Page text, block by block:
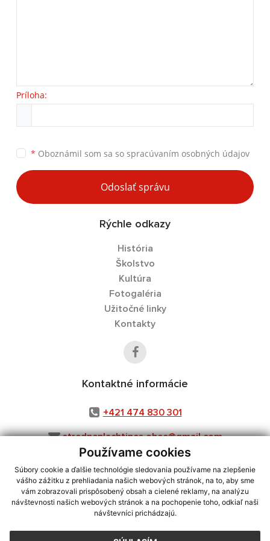
Používame cookies
Súbory cookie a ďalšie technológie sledovania používame na zlepšenie
vášho zážitku z prehliadania našich webových stránok, na to, aby sme
vám zobrazovali prispôsobený obsah a cielené reklamy, na analýzu
návštevnosti našich webových stránok a na pochopenie toho, odkiaľ naši
návštevníci prichádzajú.
Príloha:
* Oboznámil som sa so spracúvaním osobných údajov
Odoslať správu
Rýchle odkazy
História
Školstvo
Kultúra
Fotogaléria
Užitočné linky
Kontakty
Kontaktné informácie
+421 474 830 301
stredneplachtince.obec@gmail.com
využite možnosť získavania aktuálnych informácií s využitím RSS
CMS systém (redakčný) systém ECHELON 2,Mapa stránok,web portál
webex.digital, s.r.o.,domény,registrácia domény